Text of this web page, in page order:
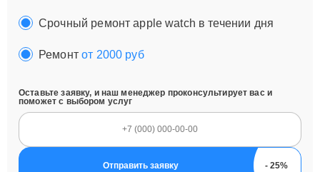
Срочный ремонт apple watch в течении дня
Ремонтот 2000 руб
Оставьте заявку, и наш менеджер проконсультирует вас и
поможет с выбором услуг
Отправить заявку